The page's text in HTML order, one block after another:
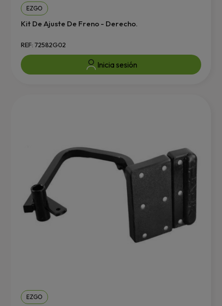
EZGO
Kit De Ajuste De Freno - Derecho.
REF: 72582G02
Inicia sesión
EZGO